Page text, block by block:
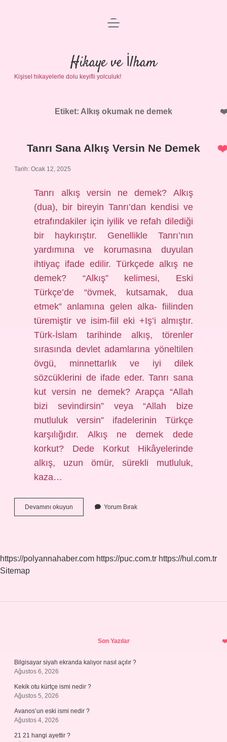
Anasayfa
Gizlilik Politikası
Yasal Uyarı
menüyü
Hikaye ve İlham
Kişisel hikayelerle dolu keyifli yolculuk!
Etiket: Alkış okumak ne demek
Tanrı Sana Alkış Versin Ne Demek
Tarih: Ocak 12, 2025
Tanrı alkış versin ne demek? Alkış
(dua), bir bireyin Tanrı’dan kendisi ve
etrafındakiler için iyilik ve refah dilediği
bir haykırıştır. Genellikle Tanrı’nın
yardımına ve korumasına duyulan
ihtiyaç ifade edilir. Türkçede alkış ne
demek? “Alkış” kelimesi, Eski
Türkçe’de “övmek, kutsamak, dua
etmek” anlamına gelen alka- fiilinden
türemiştir ve isim-fiil eki +Iş’i almıştır.
Türk-İslam tarihinde alkış, törenler
sırasında devlet adamlarına yöneltilen
övgü, minnettarlık ve iyi dilek
sözcüklerini de ifade eder. Tanrı sana
kut versin ne demek? Arapça “Allah
bizi sevindirsin” veya “Allah bize
mutluluk versin” ifadelerinin Türkçe
karşılığıdır. Alkış ne demek dede
korkut? Dede Korkut Hikâyelerinde
alkış, uzun ömür, sürekli mutluluk,
kaza…
Devamını okuyun
Sana
Yorum Bırak
https://polyannahaber.com https://puc.com.tr https://hul.com.tr
Sitemap
Son Yazılar
Bilgisayar siyah ekranda kalıyor nasıl açılır ?
Ağustos 6, 2026
Kekik otu kürtçe ismi nedir ?
Ağustos 5, 2026
Avanos’un eski ismi nedir ?
Ağustos 4, 2026
21 21 hangi ayettir ?